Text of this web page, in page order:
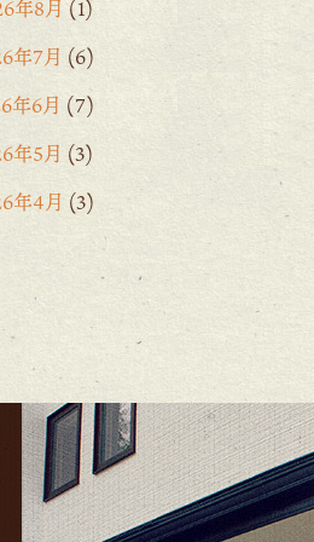
年8月 (1)
年7月 (6)
年6月 (7)
年5月 (3)
年4月 (3)
年2月
年1月
(15)
年11月(8)
年10月(6)